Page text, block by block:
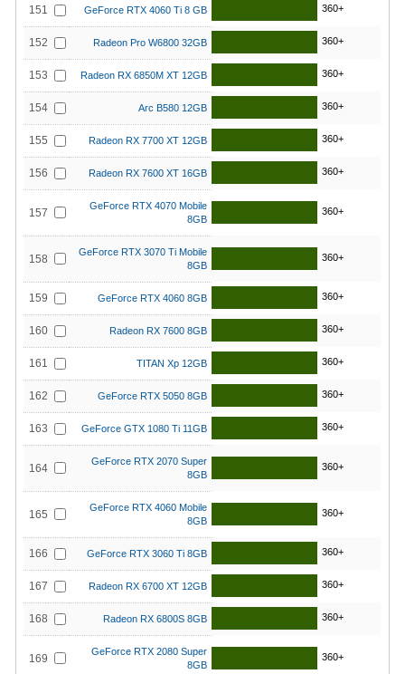
151 GeForce RTX 4060 Ti 8 GB 360+
152 Radeon Pro W6800 32GB 360+
153 Radeon RX 6850M XT 12GB 360+
154 Arc B580 12GB 360+
155 Radeon RX 7700 XT 12GB 360+
156 Radeon RX 7600 XT 16GB 360+
157
GeForce RTX 4070 Mobile
8GB
360+
158
GeForce RTX 3070 Ti Mobile
8GB
360+
159 GeForce RTX 4060 8GB 360+
160 Radeon RX 7600 8GB 360+
161 TITAN Xp 12GB 360+
162 GeForce RTX 5050 8GB 360+
163 GeForce GTX 1080 Ti 11GB 360+
164
GeForce RTX 2070 Super
8GB
360+
165
GeForce RTX 4060 Mobile
8GB
360+
166 GeForce RTX 3060 Ti 8GB 360+
167 Radeon RX 6700 XT 12GB 360+
168 Radeon RX 6800S 8GB 360+
169
GeForce RTX 2080 Super
8GB
360+